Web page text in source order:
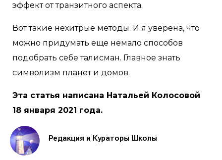
эффект от транзитного аспекта.
Вот такие нехитрые методы. И я уверена, что
можно придумать еще немало способов
подобрать себе талисман. Главное знать
символизм планет и домов.
Эта статья написана Натальей Колосовой
18 января 2021 года.
Редакция и Кураторы Школы